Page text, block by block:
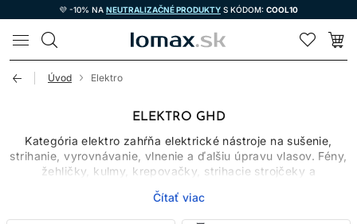
💜 -10% NA NEUTRALIZAČNÉ PRODUKTY S KÓDOM: COOL10
LOMAX
Úvod Elektro
ELEKTRO GHD
Kategória elektro zahŕňa elektrické nástroje na sušenie,
strihanie, vyrovnávanie, vlnenie a ďalšiu úpravu vlasov. Fény,
žehličky, kulmy, krepovačky, strihacie strojčeky a
Najlepší výber preto nezačína najvyšším výkonom alebo
počtom funkcií, ale konkrétnou úlohou, typom vlasov a
Čítať viac